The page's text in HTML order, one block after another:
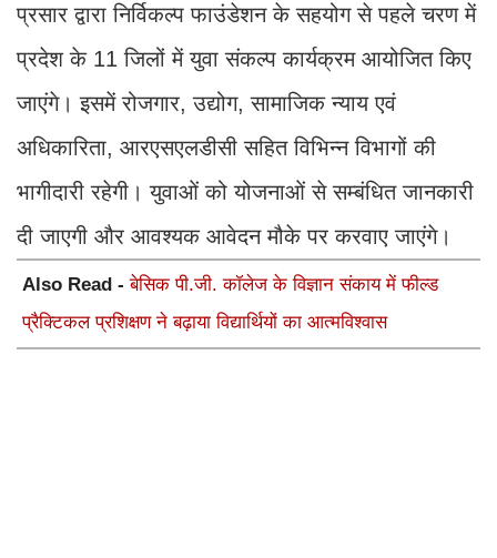
प्रसार द्वारा निर्विकल्प फाउंडेशन के सहयोग से पहले चरण में
प्रदेश के 11 जिलों में युवा संकल्प कार्यक्रम आयोजित किए
जाएंगे। इसमें रोजगार, उद्योग, सामाजिक न्याय एवं
अधिकारिता, आरएसएलडीसी सहित विभिन्न विभागों की
भागीदारी रहेगी। युवाओं को योजनाओं से सम्बंधित जानकारी
दी जाएगी और आवश्यक आवेदन मौके पर करवाए जाएंगे।
Also Read -बेसिक पी.जी. कॉलेज के विज्ञान संकाय में फील्ड
प्रैक्टिकल प्रशिक्षण ने बढ़ाया विद्यार्थियों का आत्मविश्वास